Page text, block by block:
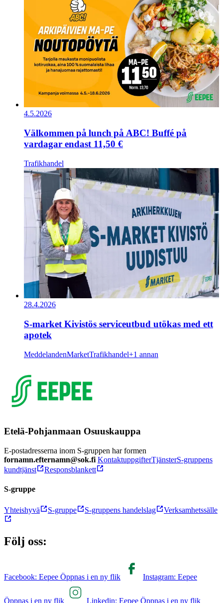
4.5.2026
Välkommen på lunch på ABC! Buffé på
vardagar endast 11,50 €
Trafikhandel
28.4.2026
S-market Kivistös serviceutbud utökas med ett
apotek
MeddelandenMarketTrafikhandel+1 annan
Etelä-Pohjanmaan Osuuskauppa
E-postadresserna inom S-gruppen har formen
fornamn.efternamn@sok.fi KontaktuppgifterTjänsterS-gruppens
kundtjänst
Responsblankett
S-gruppe
Yhteishyvä S-gruppe S-gruppens handelslag Verksamhetssälle
Följ oss:
Facebook: Eepee Öppnas i en ny flik Instagram: Eepee
Öppnas i en ny flik Linkedin: Eepee Öppnas i en ny flik